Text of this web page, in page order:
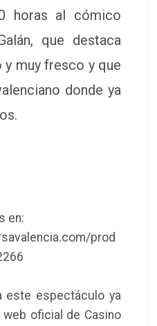
horas al cómico
que destaca
muy fresco y que
donde ya
en:
prod
espectáculo ya
oficial de Casino